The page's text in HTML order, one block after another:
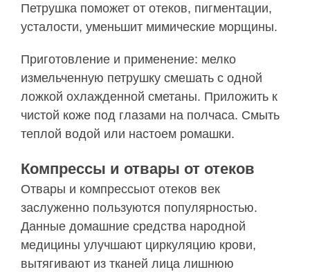
Петрушка поможет от отеков, пигментации,
усталости, уменьшит мимические морщины.
Приготовление и применение: мелко
измельченную петрушку смешать с одной
ложкой охлажденной сметаны. Приложить к
чистой коже под глазами на полчаса. Смыть
теплой водой или настоем ромашки.
Компрессы и отвары от отеков
Отвары и компрессыот отеков век
заслуженно пользуются популярностью.
Данные домашние средства народной
медицины улучшают циркуляцию крови,
вытягивают из тканей лица лишнюю